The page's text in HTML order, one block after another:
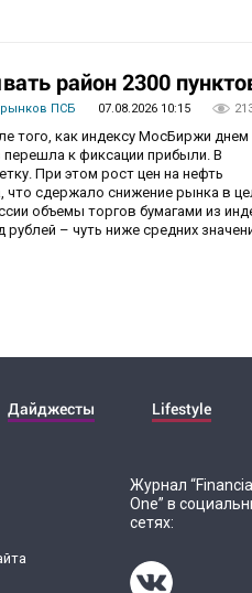
район 2300
рынков ПСБ 07.08.2026 10:15
того, как индексу МосБиржи днем
к фиксации прибыли. В
При этом рост цен на нефть
что сдержало снижение рынка в
объемы торгов бумагами из
– чуть ниже средних
Дайджесты Lifestyle
Журнал “Financial
One” в
сетях: